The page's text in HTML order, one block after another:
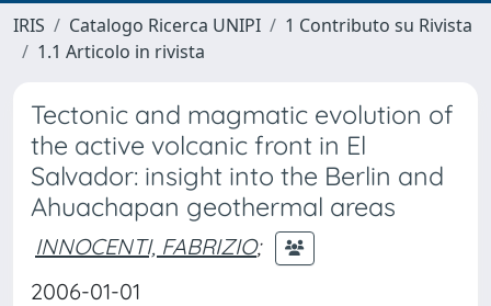
IRIS Catalogo Ricerca UNIPI
1 Contributo su Rivista
1.1 Articolo in rivista
Tectonic and magmatic evolution of
the active volcanic front in El
Salvador: insight into the Berlin and
Ahuachapan geothermal areas
INNOCENTI, FABRIZIO;
2006-01-01